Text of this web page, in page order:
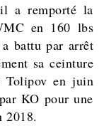
a remporté la
en 160 lbs
battu par arrêt
sa ceinture
Tolipov en juin
KO pour une
2018.